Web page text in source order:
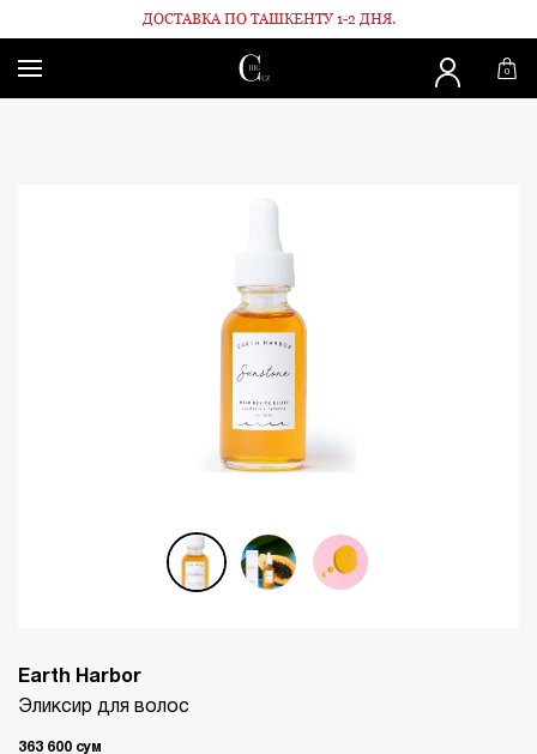
ДОСТАВКА ПО ТАШКЕНТУ 1-2 ДНЯ.
0
Для волос Эликсир для волос
Earth Harbor
Эликсир для волос
363 600 сум